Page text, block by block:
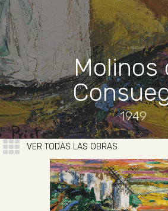
Molinos
1949
VER TODAS LAS OBRAS